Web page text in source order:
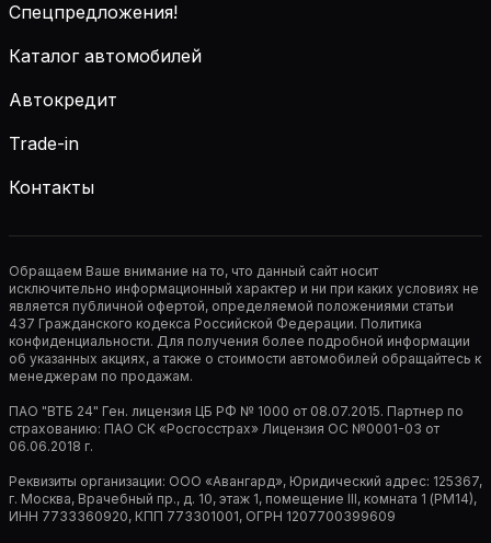
Спецпредложения!
Каталог автомобилей
Автокредит
Trade-in
Контакты
Обращаем Ваше внимание на то, что данный сайт носит
исключительно информационный характер и ни при каких условиях не
является публичной офертой, определяемой положениями статьи
437 Гражданского кодекса Российской Федерации. Политика
конфиденциальности. Для получения более подробной информации
об указанных акциях, а также о стоимости автомобилей обращайтесь к
менеджерам по продажам.
ПАО "ВТБ 24" Ген. лицензия ЦБ РФ № 1000 от 08.07.2015. Партнер по
страхованию: ПАО СК «Росгосстрах» Лицензия ОС №0001-03 от
06.06.2018 г.
Реквизиты организации: ООО «Авангард», Юридический адрес: 125367,
г. Москва, Врачебный пр., д. 10, этаж 1, помещение III, комната 1 (РМ14),
ИНН 7733360920, КПП 773301001, ОГРН 1207700399609